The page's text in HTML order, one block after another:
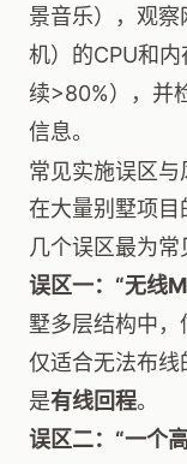
景音乐），观
机）的CPU和
续>80%），并
信息。
常见实施误区与
在大量别墅项
几个误区最为常
误区一：“无线
墅多层结构中，
仅适合无法布
是有线回程。
误区二：“一个